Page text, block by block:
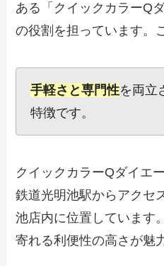
ある「クイックカラーQ
の役割を担っています。
手軽さと専門性を両立
特徴です。
クイックカラーQダイエ
鉄道光明池駅からアクセ
池店内に位置しています
寄れる利便性の高さが魅